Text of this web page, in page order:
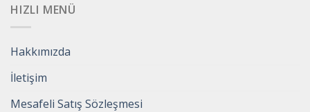
HIZLI MENÜ
Hakkımızda
İletişim
Mesafeli Satış Sözleşmesi